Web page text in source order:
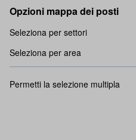
Opzioni mappa dei posti
Seleziona per settori
Seleziona per area
Permetti la selezione multipla